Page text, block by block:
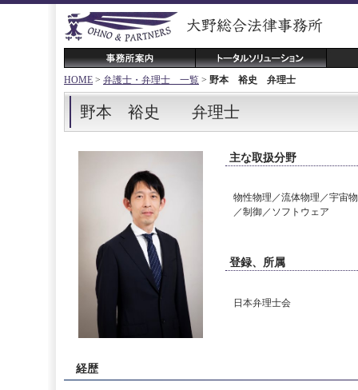
HOME > 弁護士・弁理士 一覧 > 野本 裕史 弁理士
野本 裕史 弁理士
主な取扱分野
物性物理／流体物理／宇宙
／制御／ソフトウェア
登録、所属
日本弁理士会
経歴